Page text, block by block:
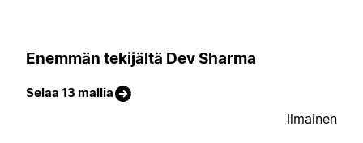
Enemmän tekijältä Dev Sharma
Selaa 13 mallia
Ilmainen